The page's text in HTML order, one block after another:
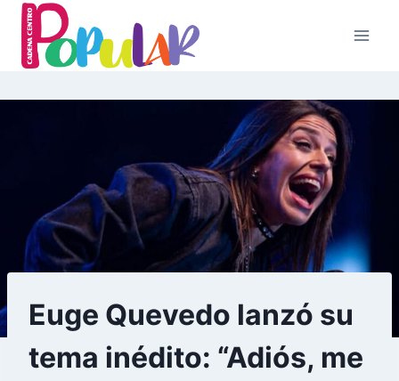
Skip
content
Euge Quevedo lanzó su
tema inédito: “Adiós, me